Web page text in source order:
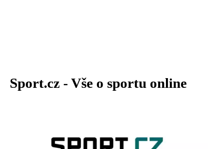
Sport.cz - Vše o sportu online